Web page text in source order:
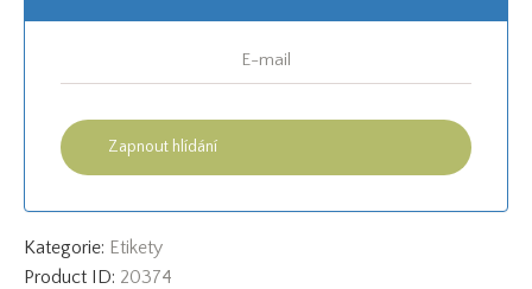
Kategorie: Etikety
Product ID: 20374